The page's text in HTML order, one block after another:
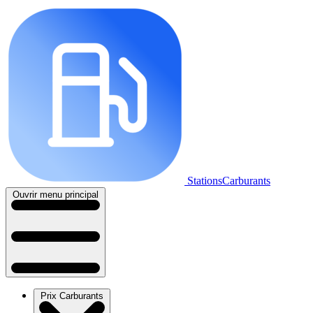
StationsCarburants
Ouvrir menu principal
Prix Carburants